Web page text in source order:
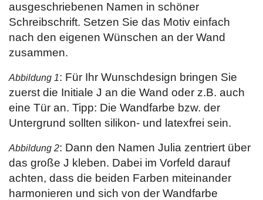
ausgeschriebenen Namen in schöner
Schreibschrift. Setzen Sie das Motiv einfach
nach den eigenen Wünschen an der Wand
zusammen.
Abbildung 1: Für Ihr Wunschdesign bringen Sie
zuerst die Initiale J an die Wand oder z.B. auch
eine Tür an. Tipp: Die Wandfarbe bzw. der
Untergrund sollten silikon- und latexfrei sein.
Abbildung 2: Dann den Namen Julia zentriert über
das große J kleben. Dabei im Vorfeld darauf
achten, dass die beiden Farben miteinander
harmonieren und sich von der Wandfarbe